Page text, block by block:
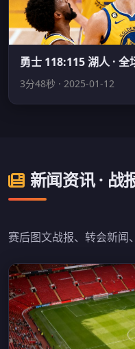
勇士 118:115 湖人 · 全
3分48秒 · 2025-01-12
新闻资讯 · 战
赛后图文战报、转会新闻